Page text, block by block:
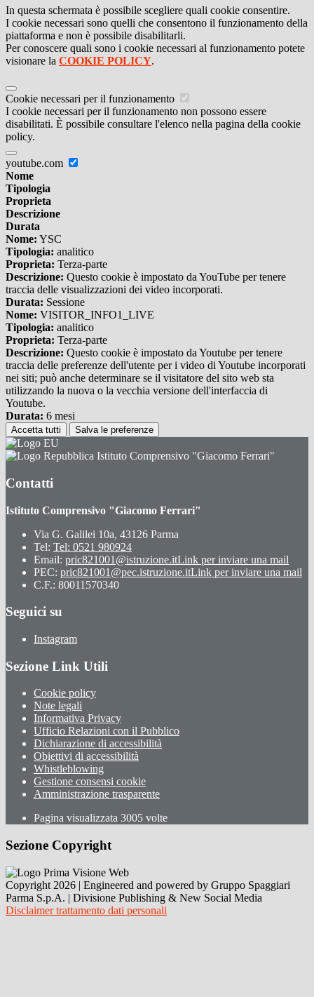
In questa schermata è possibile scegliere quali cookie consentire.
I cookie necessari sono quelli che consentono il funzionamento della
piattaforma e non è possibile disabilitarli.
Per conoscere quali sono i cookie necessari al funzionamento potete
visionare la COOKIE POLICY.
Cookie necessari per il funzionamento
I cookie necessari per il funzionamento non possono essere
disabilitati. È possibile consultare l'elenco nella pagina della cookie
policy.
youtube.com
Nome
Tipologia
Proprieta
Descrizione
Durata
Nome: YSC
Tipologia: analitico
Proprieta: Terza-parte
Descrizione: Questo cookie è impostato da YouTube per tenere
traccia delle visualizzazioni dei video incorporati.
Durata: Sessione
Nome: VISITOR_INFO1_LIVE
Tipologia: analitico
Proprieta: Terza-parte
Descrizione: Questo cookie è impostato da Youtube per tenere
traccia delle preferenze dell'utente per i video di Youtube incorporati
nei siti; può anche determinare se il visitatore del sito web sta
utilizzando la nuova o la vecchia versione dell'interfaccia di
Youtube.
Durata: 6 mesi
Accetta tutti Salva le preferenze
Istituto Comprensivo "Giacomo Ferrari"
Contatti
Istituto Comprensivo "Giacomo Ferrari"
Via G. Galilei 10a, 43126 Parma
Tel: Tel: 0521 980924
Email: pric821001@istruzione.itLink per inviare una mail
PEC: pric821001@pec.istruzione.itLink per inviare una mail
C.F.: 80011570340
Seguici su
Instagram
Sezione Link Utili
Cookie policy
Note legali
Informativa Privacy
Ufficio Relazioni con il Pubblico
Dichiarazione di accessibilità
Obiettivi di accessibilità
Whistleblowing
Gestione consensi cookie
Amministrazione trasparente
Pagina visualizzata 3005 volte
Sezione Copyright
Copyright 2026 | Engineered and powered by Gruppo Spaggiari
Parma S.p.A. | Divisione Publishing & New Social Media
Disclaimer trattamento dati personali